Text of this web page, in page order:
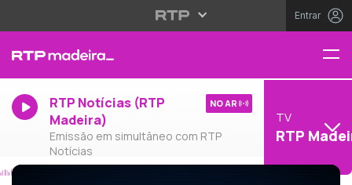
Entrar
RTP Notícias (RTP
Madeira)
Emissão em simultâneo com RTP
Notícias
NO AR
TV
RTP